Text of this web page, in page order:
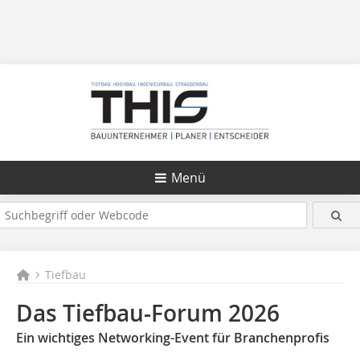
Menü
Tiefbau
Das Tiefbau-Forum 2026
Ein wichtiges Networking-Event für Branchenprofis